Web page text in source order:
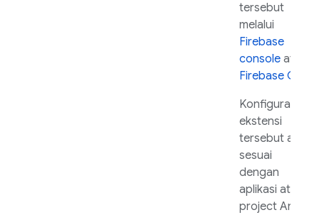
tersebut
melalui
Firebase
console atau
Firebase CLI
Konfigurasi
ekstensi
tersebut agar
sesuai
dengan
aplikasi atau
project Anda.